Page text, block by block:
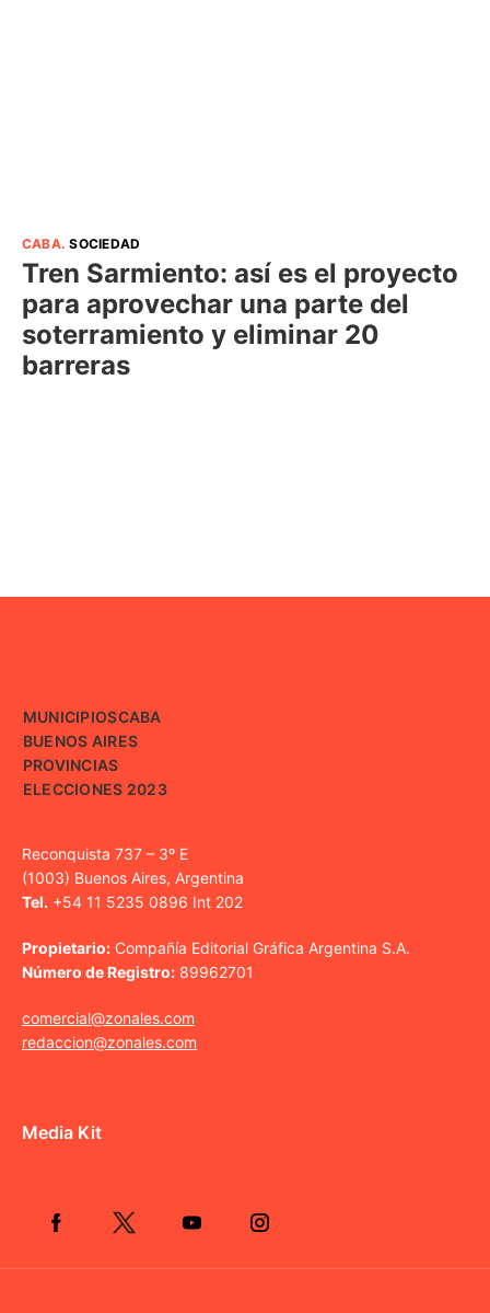
CABA.SOCIEDAD
Tren Sarmiento: así es el proyecto
para aprovechar una parte del
soterramiento y eliminar 20
barreras
MUNICIPIOSCABA
BUENOS AIRES
PROVINCIAS
ELECCIONES 2023
Reconquista 737 – 3º E
(1003) Buenos Aires, Argentina
Tel. +54 11 5235 0896 Int 202
Propietario: Compañía Editorial Gráfica Argentina S.A.
Número de Registro: 89962701
comercial@zonales.com
redaccion@zonales.com
Media Kit